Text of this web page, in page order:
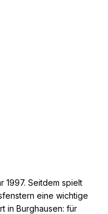
1997. Seitdem spielt
eine wichtige
in Burghausen: für